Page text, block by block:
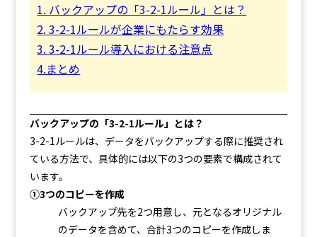
1. バックアップの「3-2-1ルール」とは？
2. 3-2-1ルールが企業にもたらす効果
3. 3-2-1ルール導入における注意点
4.まとめ
バックアップの「3-2-1ルール」とは？
3-2-1ルールは、データをバックアップする際に推奨され
ている方法で、具体的には以下の3つの要素で構成されて
います。
①3つのコピーを作成
バックアップ先を2つ用意し、元となるオリジナル
のデータを含めて、合計3つのコピーを作成しま